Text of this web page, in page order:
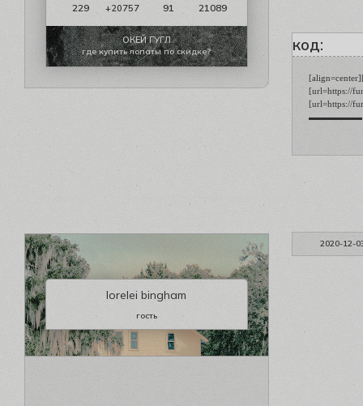
229 +20757 91 21089
ОКЕЙ ГУГЛ
где купить лопаты по скидке? код:
[url=https://
[url=https://
▬▬▬▬▬▬
2020-12-
lorelei bingham
гость